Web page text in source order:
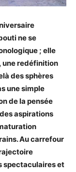
ne se
; elle
une redéfinition
des sphères
une simple
de la pensée
aspirations
Au carrefour
spectaculaires et